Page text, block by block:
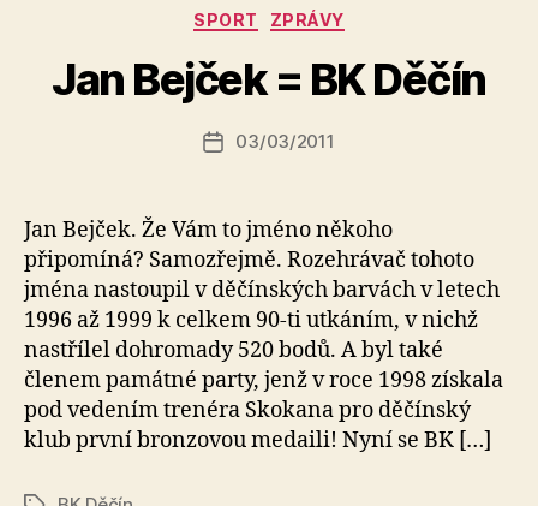
Rubriky
SPORT ZPRÁVY
Jan Bejček = BK Děčín
Autor
příspěvku
A
t
o
k
k
Datum
03/03/2011
Jan Bejček. Že Vám to jméno někoho
připomíná? Samozřejmě. Rozehrávač tohoto
jména nastoupil v děčínských barvách v letech
1996 až 1999 k celkem 90-ti utkáním, v nichž
nastřílel dohromady 520 bodů. A byl také
členem památné party, jenž v roce 1998 získala
pod vedením trenéra Skokana pro děčínský
klub první bronzovou medaili! Nyní se BK […]